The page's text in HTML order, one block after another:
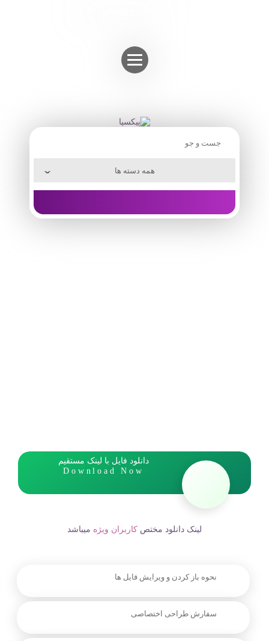
دانلود فایل با لینک مستقیم
Download Now
لینک دانلود مختص کاربران ویژه میباشد
نحوه باز کردن و ویرایش فایل ها
سفارش طراحی اختصاصی